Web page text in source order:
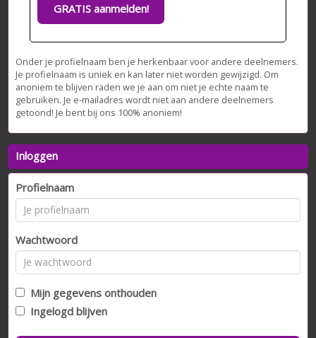
GRATIS aanmelden!
Onder je profielnaam ben je herkenbaar voor andere deelnemers.
Je profielnaam is uniek en kan later niet worden gewijzigd. Om
anoniem te blijven raden we je aan om niet je echte naam te
gebruiken. Je e-mailadres wordt niet aan andere deelnemers
getoond! Je bent bij ons 100% anoniem!
Inloggen
Profielnaam
Wachtwoord
Mijn gegevens onthouden
Ingelogd blijven